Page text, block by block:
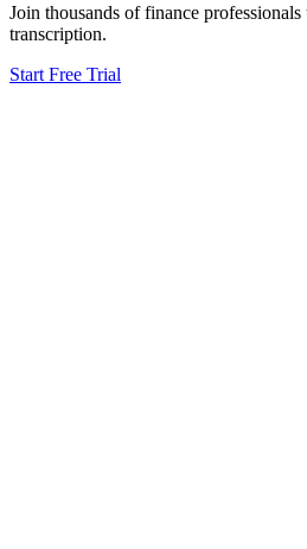
Join thousands offinance
transcription.
Start Free Trial